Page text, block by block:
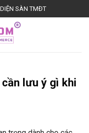
SÀN TMĐT
lưu ý gì khi